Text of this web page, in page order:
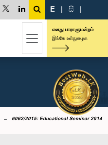
E | සි |
எனது பாராளுமன்றம்
இங்கே உள்நுழைக
6062/2015: Educational Seminar 2014